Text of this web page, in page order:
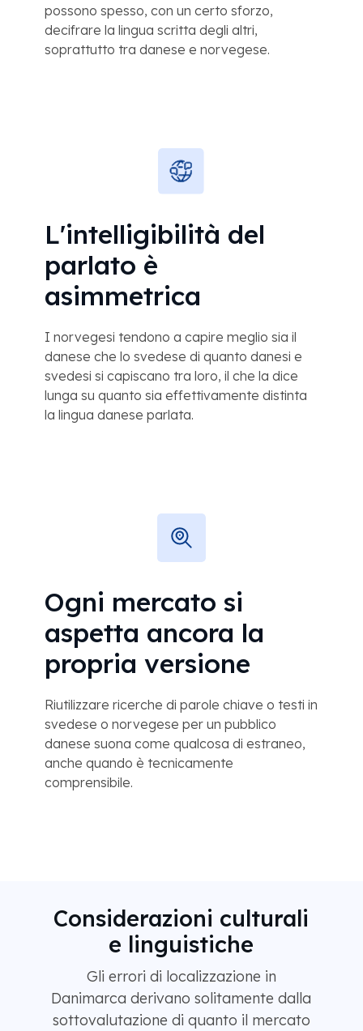
possono spesso, con un certo sforzo,
decifrare la lingua scritta degli altri,
soprattutto tra danese e norvegese.
L'intelligibilità del
parlato è
asimmetrica
I norvegesi tendono a capire meglio sia il
danese che lo svedese di quanto danesi e
svedesi si capiscano tra loro, il che la dice
lunga su quanto sia effettivamente distinta
la lingua danese parlata.
Ogni mercato si
aspetta ancora la
propria versione
Riutilizzare ricerche di parole chiave o testi in
svedese o norvegese per un pubblico
danese suona come qualcosa di estraneo,
anche quando è tecnicamente
comprensibile.
Considerazioni culturali
e linguistiche
Gli errori di localizzazione in
Danimarca derivano solitamente dalla
sottovalutazione di quanto il mercato